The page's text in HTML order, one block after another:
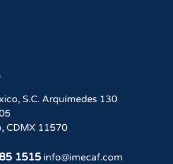
S.C. Arquímedes 130
, CDMX 11570
1515 info@imecaf.com